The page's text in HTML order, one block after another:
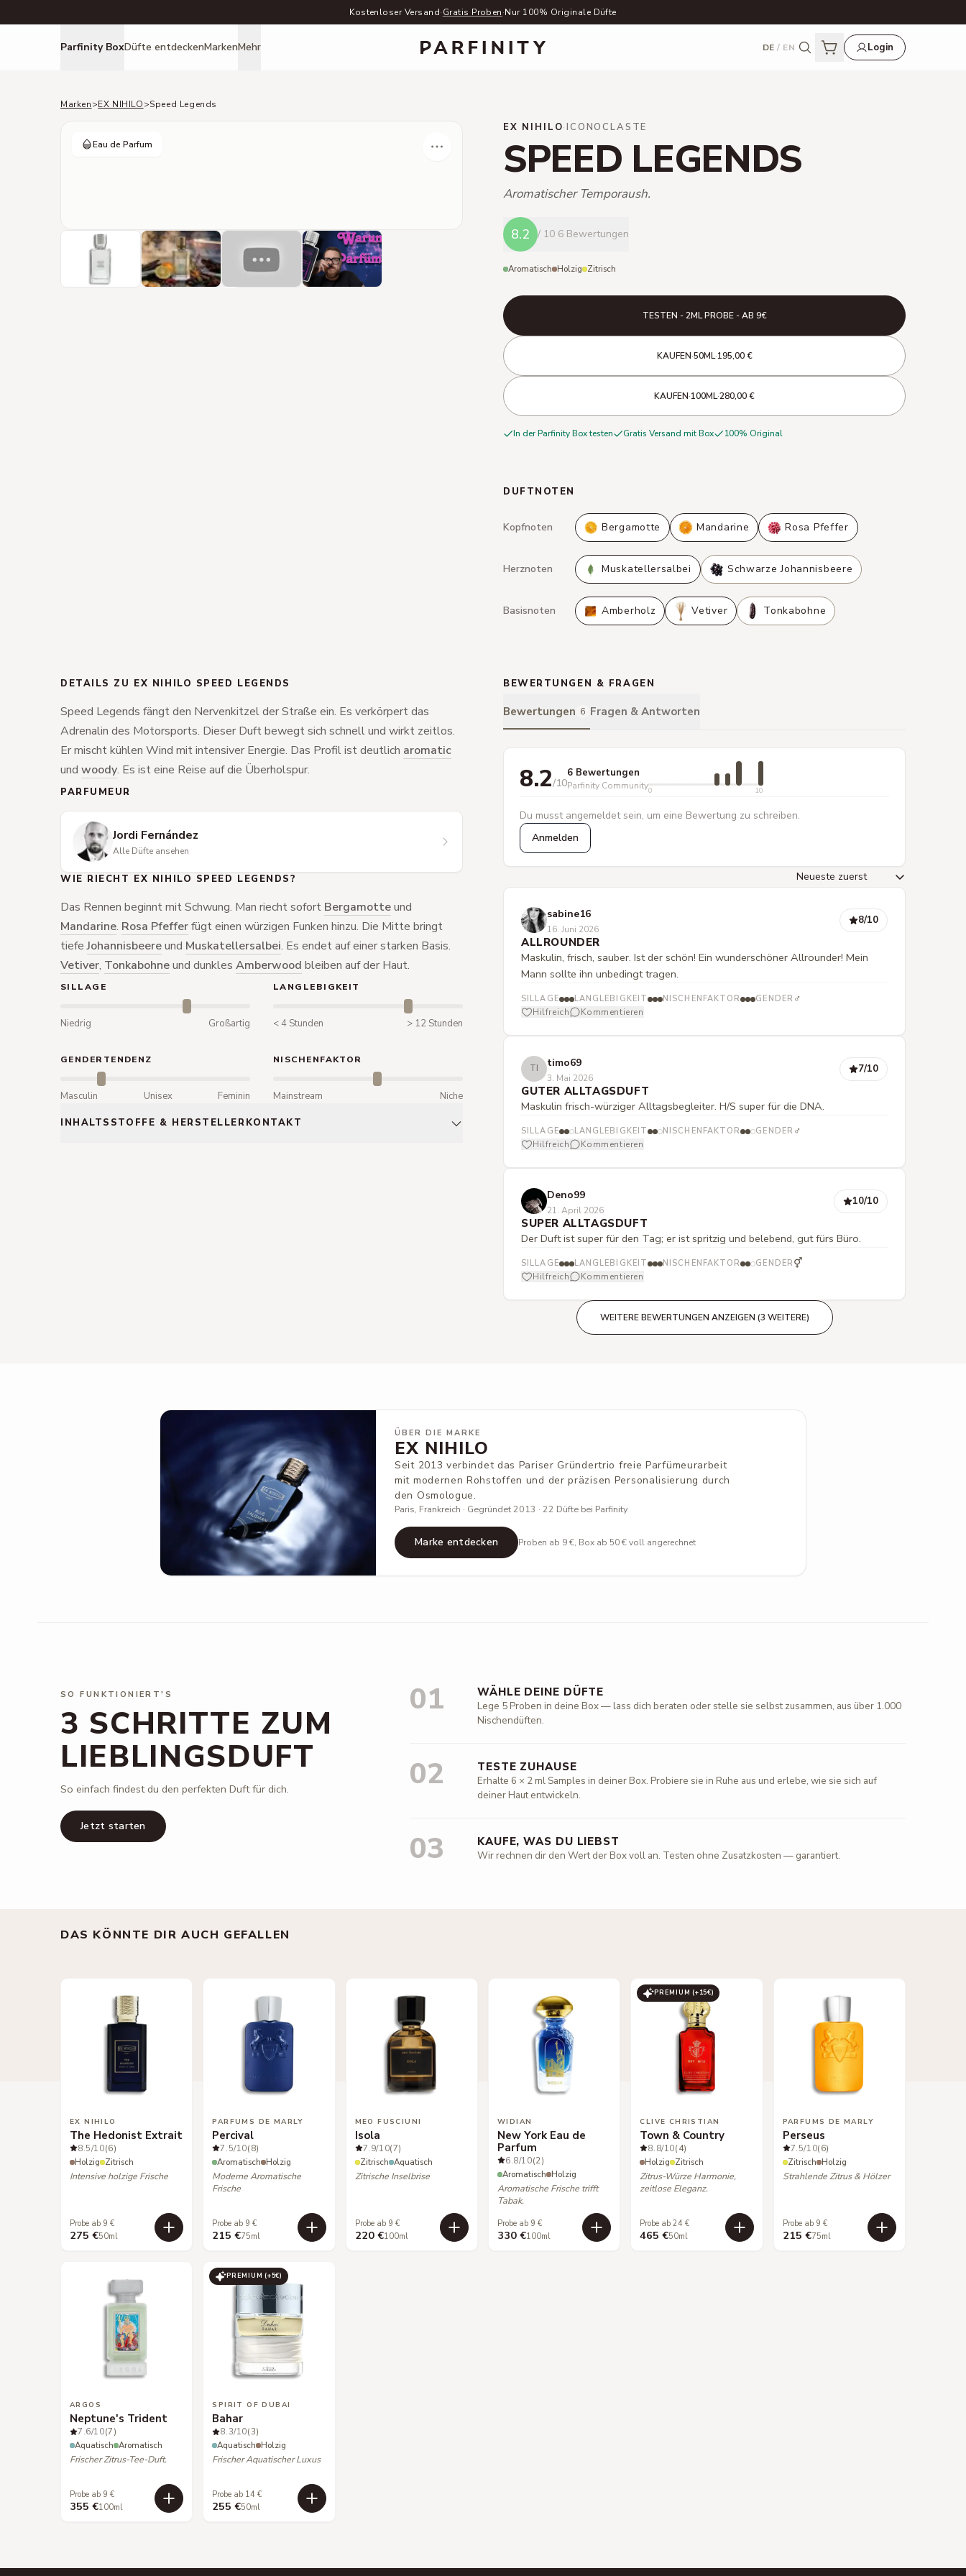
Kostenloser Versand·Gratis Proben·Nur 100% Originale Düfte
Parfinity BoxDüfte entdeckenMarkenMehr DE / EN Login
Marken>EX NIHILO>Speed Legends
Eau de Parfum
EX NIHILO·ICONOCLASTE
SPEED LEGENDS
Aromatischer Temporaush.
8.2 / 10 6 Bewertungen
Aromatisch Holzig Zitrisch
TESTEN - 2ML PROBE - AB 9€
KAUFEN·50ML·195,00 €
KAUFEN·100ML·280,00 €
In der Parfinity Box testen Gratis Versand mit Box 100% Original
DUFTNOTEN
Kopfnoten Bergamotte Mandarine Rosa Pfeffer
Herznoten Muskatellersalbei Schwarze Johannisbeere
Basisnoten Amberholz Vetiver Tonkabohne
DETAILS ZU EX NIHILO SPEED LEGENDS
Speed Legends fängt den Nervenkitzel der Straße ein. Es verkörpert das
Adrenalin des Motorsports. Dieser Duft bewegt sich schnell und wirkt zeitlos.
Er mischt kühlen Wind mit intensiver Energie. Das Profil ist deutlich aromatic
und woody. Es ist eine Reise auf die Überholspur.
PARFUMEUR
Jordi Fernández
Alle Düfte ansehen
WIE RIECHT EX NIHILO SPEED LEGENDS?
Das Rennen beginnt mit Schwung. Man riecht sofort Bergamotteund
Mandarine. Rosa Pfefferfügt einen würzigen Funken hinzu. Die Mitte bringt
tiefeJohannisbeereund Muskatellersalbei. Es endet auf einer starken Basis.
Vetiver, Tonkabohneund dunkles Amberwood bleiben auf der Haut.
SILLAGE
Niedrig Großartig
LANGLEBIGKEIT
< 4 Stunden > 12 Stunden
GENDERTENDENZ
Masculin Unisex Feminin
NISCHENFAKTOR
Mainstream Niche
INHALTSSTOFFE & HERSTELLERKONTAKT
BEWERTUNGEN & FRAGEN
Bewertungen 6 Fragen & Antworten
8.2/10
6 Bewertungen
Parfinity Community0 10
Du musst angemeldet sein, um eine Bewertung zu schreiben.
Anmelden
sabine16
16. Juni 2026
8/10
ALLROUNDER
Maskulin, frisch, sauber. Ist der schön! Ein wunderschöner Allrounder! Mein
Mann sollte ihn unbedingt tragen.
SILLAGE LANGLEBIGKEIT NISCHENFAKTOR GENDER ♂
Hilfreich Kommentieren
TI timo69
3. Mai 2026
7/10
GUTER ALLTAGSDUFT
Maskulin frisch-würziger Alltagsbegleiter. H/S super für die DNA.
SILLAGE LANGLEBIGKEIT NISCHENFAKTOR GENDER ♂
Hilfreich Kommentieren
Deno99
21. April 2026
10/10
SUPER ALLTAGSDUFT
Der Duft ist super für den Tag; er ist spritzig und belebend, gut fürs Büro.
SILLAGE LANGLEBIGKEIT NISCHENFAKTOR GENDER ⚥
Hilfreich Kommentieren
WEITERE BEWERTUNGEN ANZEIGEN (3 WEITERE)
ÜBER DIE MARKE
EX NIHILO
Seit 2013 verbindet das Pariser Gründertrio freie Parfümeurarbeit
mit modernen Rohstoffen und der präzisen Personalisierung durch
den Osmologue.
Paris, Frankreich · Gegründet 2013 · 22 Düfte bei Parfinity
Marke entdecken Proben ab 9 €, Box ab 50 € voll angerechnet
SO FUNKTIONIERT'S
3 SCHRITTE ZUM
LIEBLINGSDUFT
So einfach findest du den perfekten Duft für dich.
Jetzt starten
01 WÄHLE DEINE DÜFTE
Lege 5 Proben in deine Box — lass dich beraten oder stelle sie selbst zusammen, aus über 1.000
Nischendüften.
02 TESTE ZUHAUSE
Erhalte 6 × 2 ml Samples in deiner Box. Probiere sie in Ruhe aus und erlebe, wie sie sich auf
deiner Haut entwickeln.
03 KAUFE, WAS DU LIEBST
Wir rechnen dir den Wert der Box voll an. Testen ohne Zusatzkosten — garantiert.
DAS KÖNNTE DIR AUCH GEFALLEN
EX NIHILO
The Hedonist Extrait
8.5/10(6)
Holzig Zitrisch
Intensive holzige Frische
Probe ab 9 €
275 €50ml
PARFUMS DE MARLY
Percival
7.5/10(8)
Aromatisch Holzig
Moderne Aromatische
Frische
Probe ab 9 €
215 €75ml
MEO FUSCIUNI
Isola
7.9/10(7)
Zitrisch Aquatisch
Zitrische Inselbrise
Probe ab 9 €
220 €100ml
WIDIAN
New York Eau de
Parfum
6.8/10(2)
Aromatisch Holzig
Aromatische Frische trifft
Tabak.
Probe ab 9 €
330 €100ml
PREMIUM (+15€)
CLIVE CHRISTIAN
Town & Country
8.8/10(4)
Holzig Zitrisch
Zitrus-Würze Harmonie,
zeitlose Eleganz.
Probe ab 24 €
465 €50ml
PARFUMS DE MARLY
Perseus
7.5/10(6)
Zitrisch Holzig
Strahlende Zitrus & Hölzer
Probe ab 9 €
215 €75ml
ARGOS
Neptune's Trident
7.6/10(7)
Aquatisch Aromatisch
Frischer Zitrus-Tee-Duft.
Probe ab 9 €
355 €100ml
PREMIUM (+5€)
SPIRIT OF DUBAI
Bahar
8.3/10(3)
Aquatisch Holzig
Frischer Aquatischer Luxus
Probe ab 14 €
255 €50ml